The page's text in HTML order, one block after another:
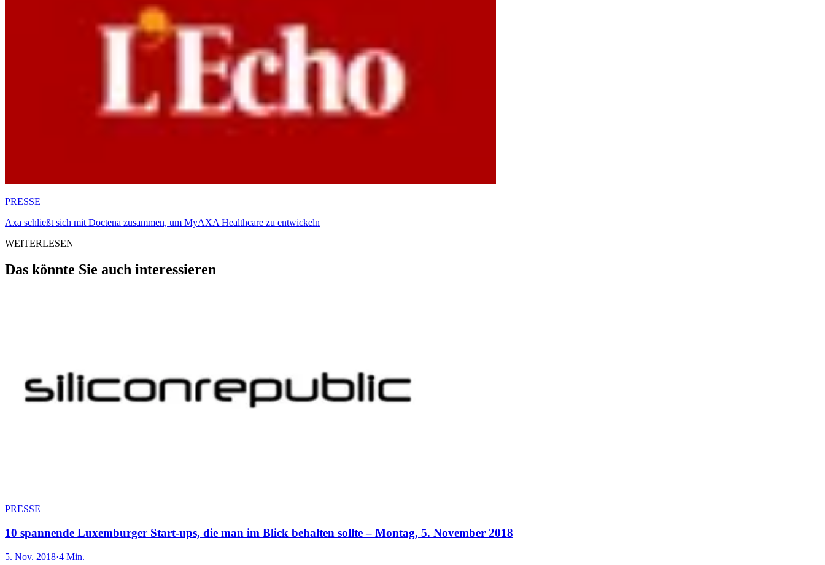
PRESSE
Axa schließt sich mit Doctena zusammen, um MyAXA Healthcare zu entwickeln
WEITERLESEN
Das könnte Sie auch interessieren
PRESSE
10 spannende Luxemburger Start-ups, die man im Blick behalten sollte – Montag, 5. November 2018
5. Nov. 2018·4 Min.